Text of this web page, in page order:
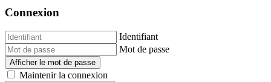
Connexion
Identifiant
Mot de passe
Afficher le mot de passe
Maintenir la connexion